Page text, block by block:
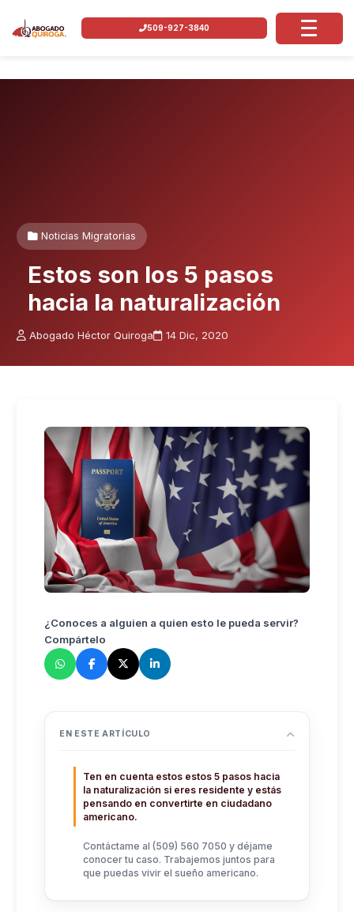
509-927-3840
Noticias Migratorias
Estos son los 5 pasos
hacia la naturalización
Abogado Héctor Quiroga 14 Dic, 2020
¿Conoces a alguien a quien esto le pueda servir?
Compártelo
EN ESTE ARTÍCULO
Ten en cuenta estos estos 5 pasos hacia
la naturalización si eres residente y estás
pensando en convertirte en ciudadano
americano.
Contáctame al (509) 560 7050 y déjame
conocer tu caso. Trabajemos juntos para
que puedas vivir el sueño americano.